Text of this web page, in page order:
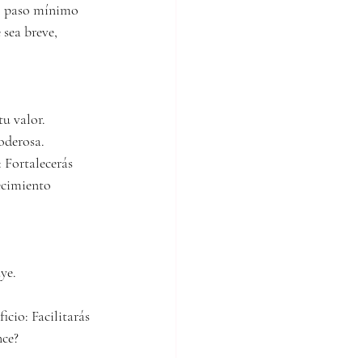
paso mínimo
breve,
valor.
Facilitarás